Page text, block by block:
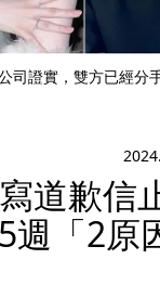
司證實，雙方已經分
道歉信
「2原